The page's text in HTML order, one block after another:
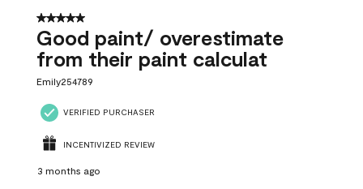
5 out of 5 stars.
Good paint/ overestimate
from their paint calculat
Emily254789
VERIFIED PURCHASER
INCENTIVIZED REVIEW
3 months ago